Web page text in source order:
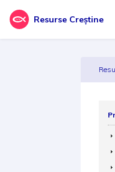
Resurse Creștine